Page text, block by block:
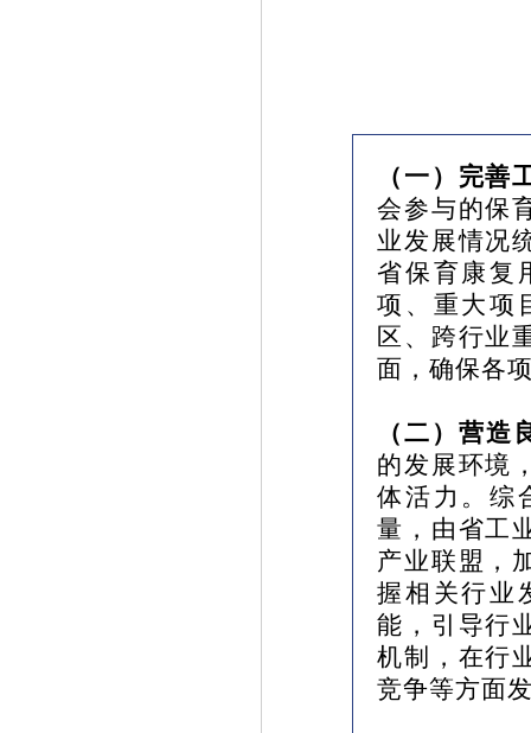
（一）完善
会参与的保
业发展情况
省保育康复
项、重大项
区、跨行业
面，确保各
（二）营造
的发展环境
体活力。综
量，由省工
产业联盟，
握相关行业
能，引导行
机制，在行
竞争等方面